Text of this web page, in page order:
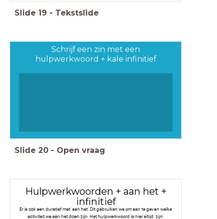
Slide 19 - Tekstslide
Schrijf een zin met een
hulpwerkwoord + kale infinitief
Slide 20 - Open vraag
Hulpwerkwoorden + aan het +
infinitief
Er is ook een duratief met 'aan het'. Dit gebruiken we om aan te geven welke
activiteit we aan het doen zijn. Het hulpwerkwoord is hier altijd 'zijn'.